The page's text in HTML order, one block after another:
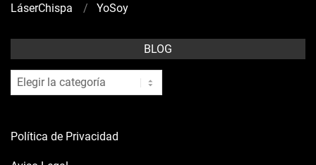
LáserChispa
YoSoy
BLOG
blog
Política de Privacidad